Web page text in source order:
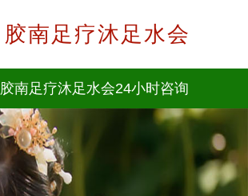
胶南足疗沐足水会
胶南足疗沐足水会24小时咨询